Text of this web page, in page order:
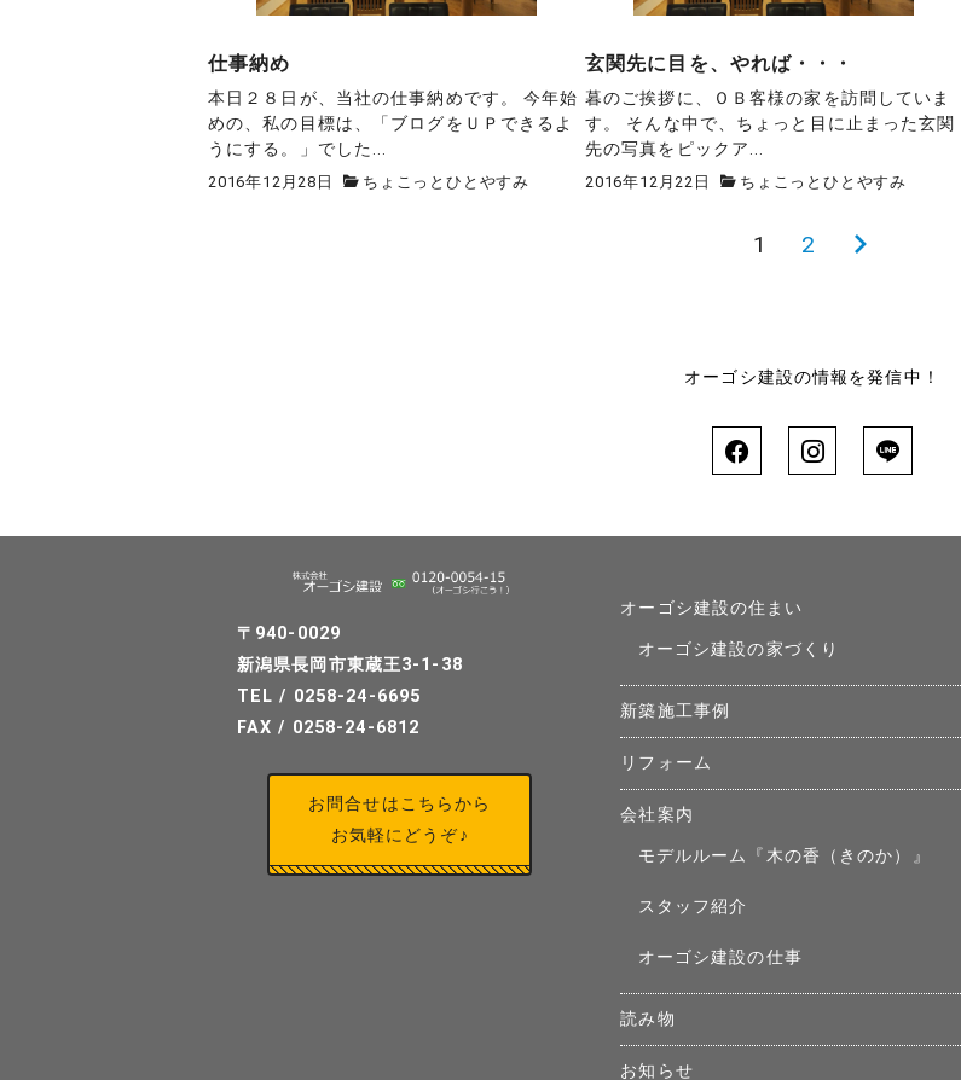
仕事納め
本日２８日が、当社の仕事納めです。 今年始
めの、私の目標は、「ブログをＵＰできるよ
うにする。」でした...
2016年12月28日 ちょこっとひとやすみ
玄関先に目を、やれば・・・
暮のご挨拶に、ＯＢ客様の家を訪問していま
す。 そんな中で、ちょっと目に止まった玄関
先の写真をピックア...
2016年12月22日 ちょこっとひとやすみ
送
1 2
次
ー
オーゴシ建設の情報を発信中！
〒940-0029
新潟県長岡市東蔵王3-1-38
TEL / 0258-24-6695
FAX / 0258-24-6812
お問合せはこちらから
お気軽にどうぞ♪
オーゴシ建設の住まい
オーゴシ建設の家づくり
新築施工事例
リフォーム
会社案内
モデルルーム『木の香（きのか）』
スタッフ紹介
オーゴシ建設の仕事
読み物
お知らせ